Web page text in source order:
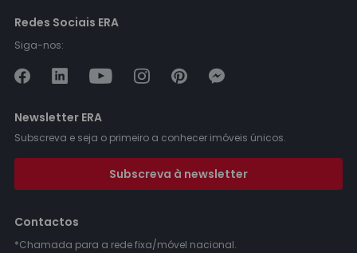
Redes Sociais ERA
Siga-nos:
Newsletter ERA
Subscreva e seja o primeiro a conhecer imóveis únicos.
Subscreva à newsletter
Contactos
*Chamada para a rede fixa/móvel nacional.